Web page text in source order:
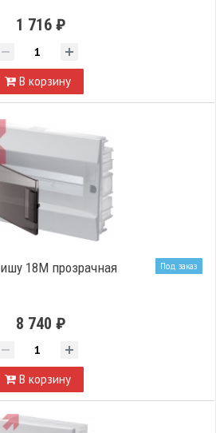
1 716 ₽
В корзину
Под заказ
18М прозрачная
8 740 ₽
В корзину